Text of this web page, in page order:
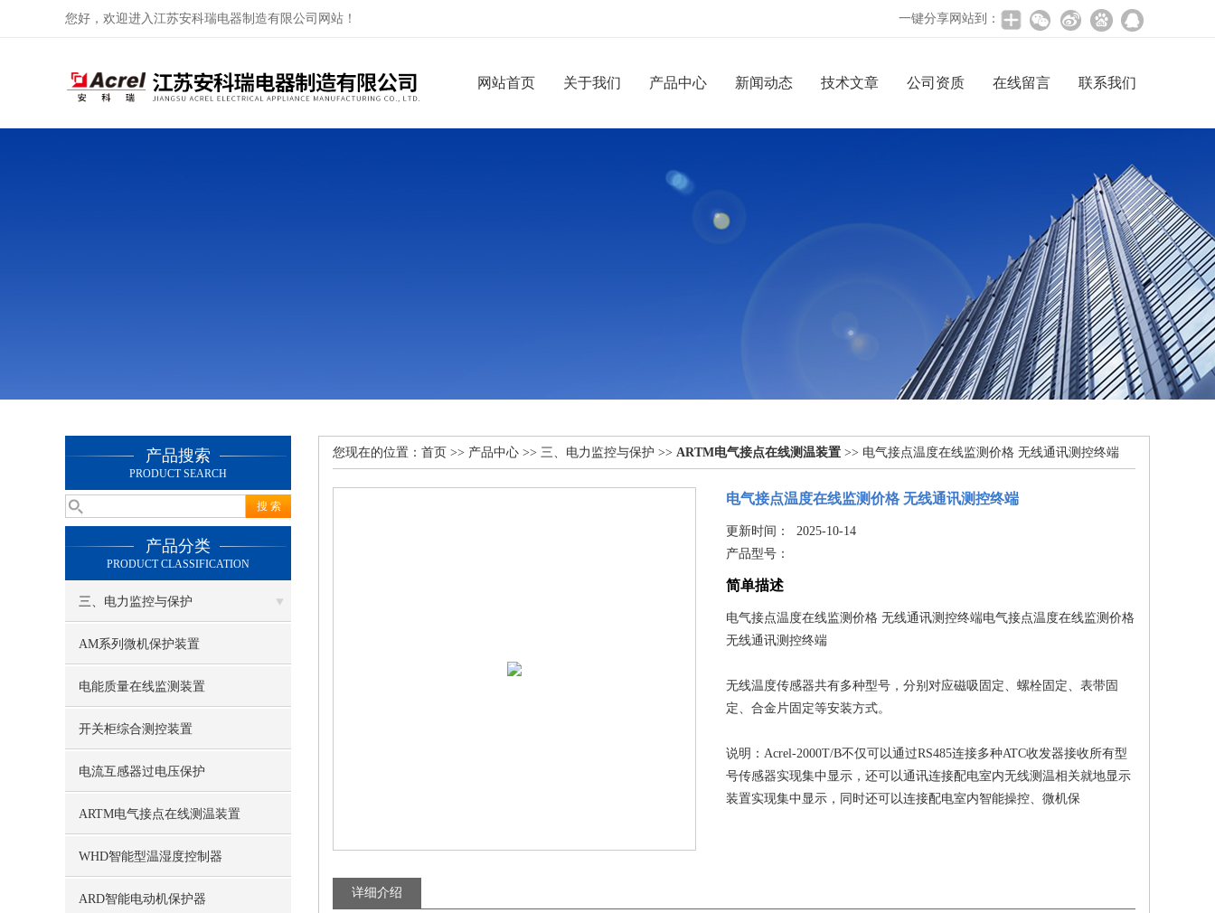
您好，欢迎进入江苏安科瑞电器制造有限公司网站！ 一键分享网站到：
网站首页 关于我们 产品中心 新闻动态 技术文章 公司资质 在线留言 联系我们
产品搜索
PRODUCT SEARCH
产品分类
PRODUCT CLASSIFICATION
三、电力监控与保护
AM系列微机保护装置
电能质量在线监测装置
开关柜综合测控装置
电流互感器过电压保护
ARTM电气接点在线测温装置
WHD智能型温湿度控制器
ARD智能电动机保护器
您现在的位置： 首页 >> 产品中心 >> 三、电力监控与保护 >> ARTM电气接点在线测温装置 >> 电气接点温度在线监测价格 无线通讯测控终端
电气接点温度在线监测价格 无线通讯测控终端
更新时间： 2025-10-14
产品型号：
简单描述
电气接点温度在线监测价格 无线通讯测控终端电气接点温度在线监测价格
无线通讯测控终端
无线温度传感器共有多种型号，分别对应磁吸固定、螺栓固定、表带固
定、合金片固定等安装方式。
说明：Acrel-2000T/B不仅可以通过RS485连接多种ATC收发器接收所有型
号传感器实现集中显示，还可以通讯连接配电室内无线测温相关就地显示
装置实现集中显示，同时还可以连接配电室内智能操控、微机保
详细介绍